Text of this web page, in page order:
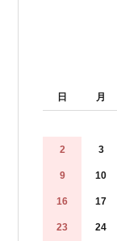
日 月
2 3
9 10
16 17
23 24